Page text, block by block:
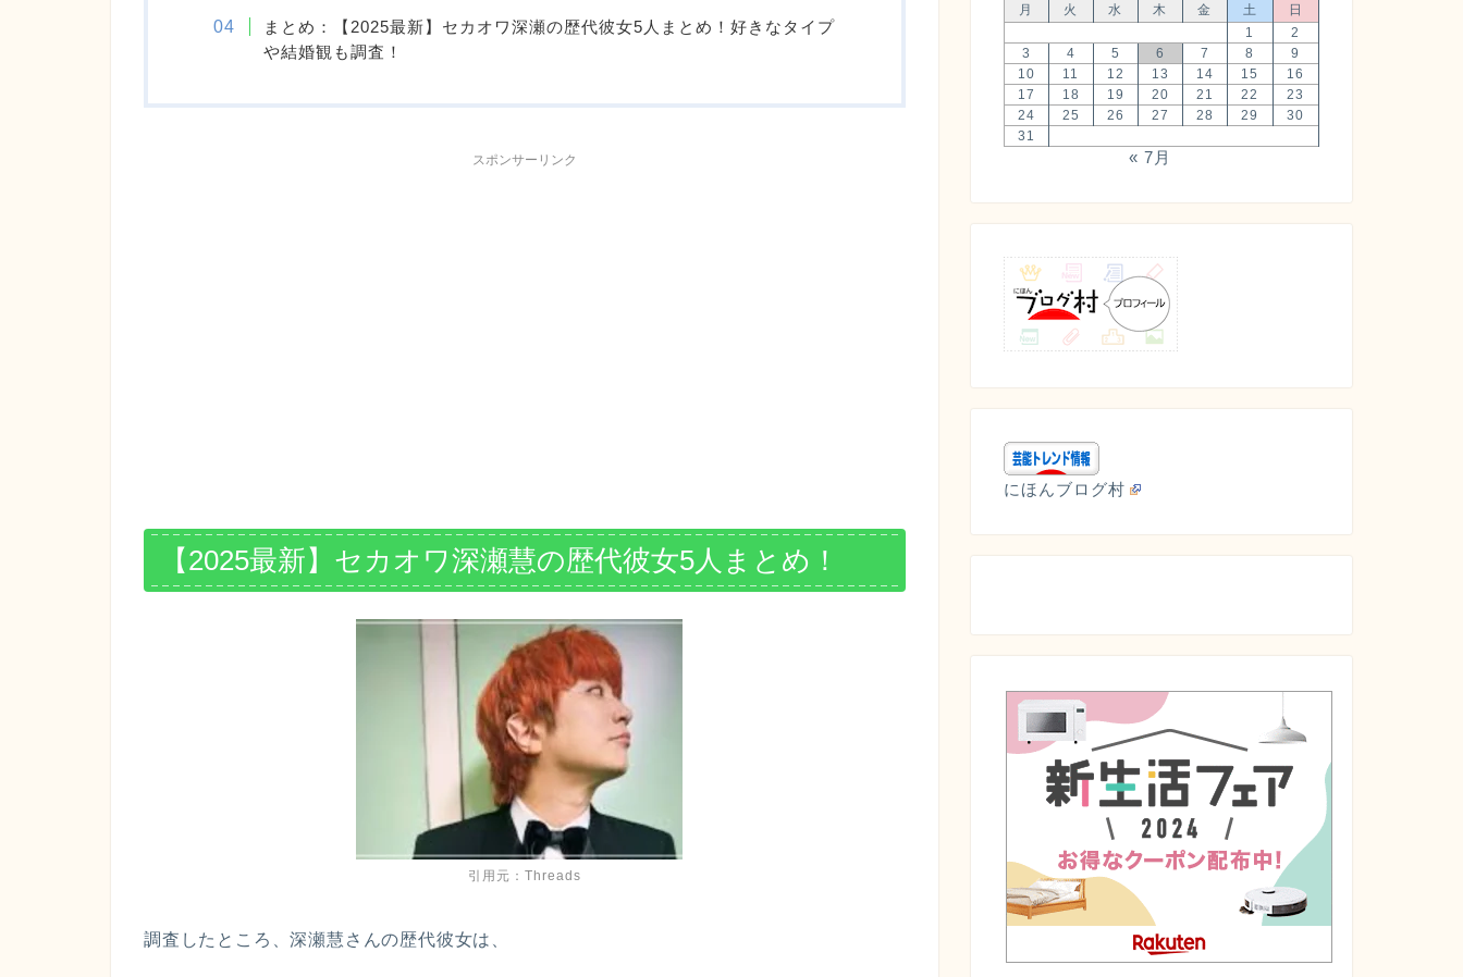
まとめ：【2025最新】セカオワ深瀬の歴代彼女5人まとめ！好きなタイプ
や結婚観も調査！
スポンサーリンク
【2025最新】セカオワ深瀬慧の歴代彼女5人まとめ！
引用元：Threads
調査したところ、深瀬慧さんの歴代彼女は、
月
火 水 木 金 土
日
1
2
3
4 5 6 7 8
9
10
11 12 13 14 15
16
17
18 19 20 21 22
23
24
25 26 27 28 29
30
31
« 7月
にほんブログ村